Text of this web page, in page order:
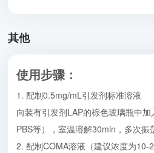
其他
使用步骤：
1. 配制0.5mg/mL引发剂标准溶液
向装有引发剂LAP的棕色玻璃瓶中加
PBS等），室温溶解30min，多次振
2. 配制COMA溶液（建议浓度为10-